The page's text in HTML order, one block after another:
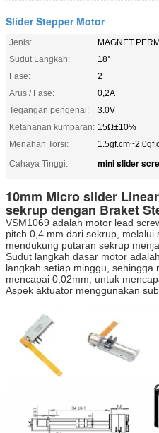
Slider Stepper Motor
Jenis:
MAGNET
Sudut Langkah:
18°
Fase:
2
Arus / Fase:
0,2A
Tegangan pengenal:
3.0V
Ketahanan kumparan: 15Ω±10%
Menahan Torsi:
Cahaya Tinggi:
mini slider
10mm Micro slider
sekrup dengan Braket
VSM1069 adalah motor lead
pitch 0,4 mm dari sekrup,
mendukung putaran sekrup
Sudut langkah dasar motor
langkah setiap minggu, sehingga
mencapai 0,02mm, untuk
Aspek aktuator menggunakan